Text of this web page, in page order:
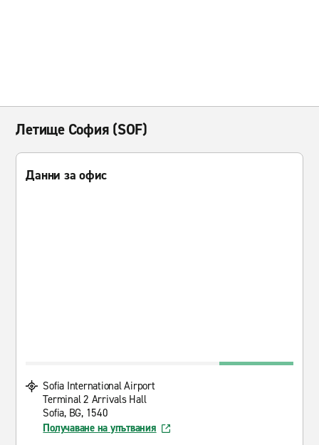
Летище София (SOF)
Данни за офис
Sofia International Airport
Terminal 2 Arrivals Hall
Sofia, BG, 1540
Получаване на упътвания